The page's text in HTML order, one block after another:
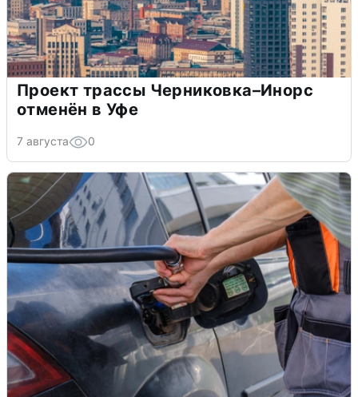
Проект трассы Черниковка–Инорс
отменён в Уфе
7 августа 0